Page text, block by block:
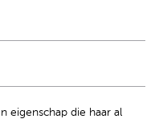
eigenschap die haar al